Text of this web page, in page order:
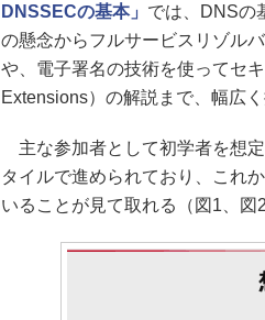
DNSSECの基本」 では、DNSの
の懸念からフルサービスリゾル
や、電子署名の技術を使ってセ
Extensions）の解説まで、幅広く
主な参加者として初学者を想
タイルで進められており、これ
いることが見て取れる（図1、図2